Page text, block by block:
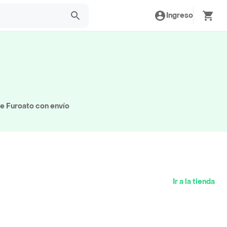
Ingreso
Furoato con envío
Ir a la tienda